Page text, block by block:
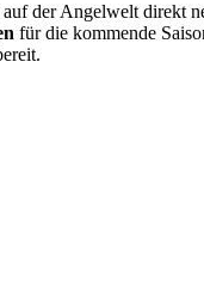
der Angelwelt direkt
für die kommende